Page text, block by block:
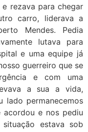
rezava para chegar
carro, liderava a
Mendes. Pedia
lutava para
e uma equipe já
guerreiro que se
e com uma
a sua a vida,
lado permanecemos
e nos pediu
estava sob